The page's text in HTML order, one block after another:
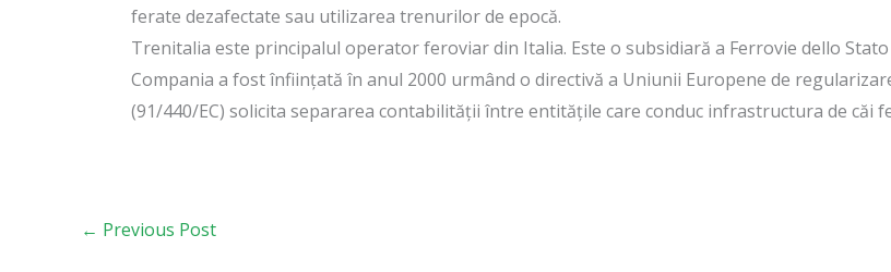
ferate dezafectate sau utilizarea trenurilor de epocă.
Trenitalia este principalul operator feroviar din Italia. Este o subsidiară a Ferrovie dello
Compania a fost înființată în anul 2000 urmând o directivă a Uniunii Europene de
(91/440/EC) solicita separarea contabilității între entitățile care conduc infrastructura de căi
← Previous Post